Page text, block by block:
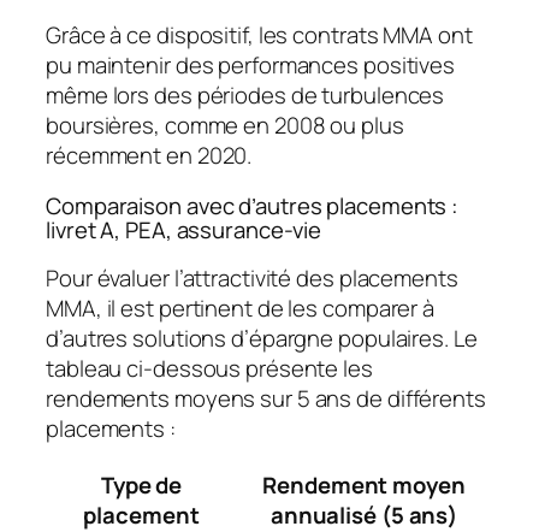
Grâce à ce dispositif, les contrats MMA ont
pu maintenir des performances positives
même lors des périodes de turbulences
boursières, comme en 2008 ou plus
récemment en 2020.
Comparaison avec d’autres placements :
livret A, PEA, assurance-vie
Pour évaluer l’attractivité des placements
MMA, il est pertinent de les comparer à
d’autres solutions d’épargne populaires. Le
tableau ci-dessous présente les
rendements moyens sur 5 ans de différents
placements :
Type de
placement
Rendement moyen
annualisé (5 ans)